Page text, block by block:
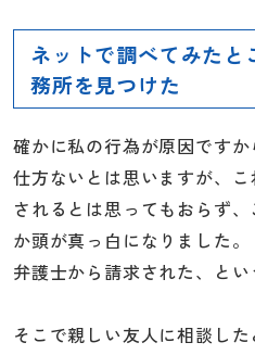
ネットで調べてみたと
務所を見つけた
確かに私の行為が原因です
仕方ないとは思いますが、
されるとは思ってもおらず
か頭が真っ白になりました。
弁護士から請求された、とい
そこで親しい友人に相談し